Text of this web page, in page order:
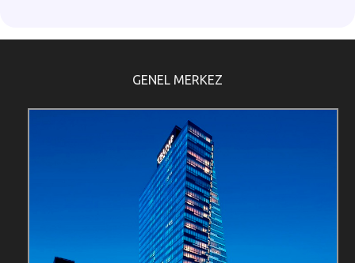
GENEL MERKEZ